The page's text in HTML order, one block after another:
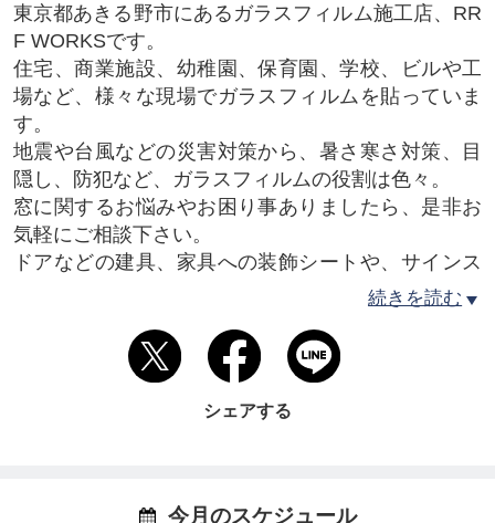
東京都あきる野市にあるガラスフィルム施工店、RR
F WORKSです。
住宅、商業施設、幼稚園、保育園、学校、ビルや工
場など、様々な現場でガラスフィルムを貼っていま
す。
地震や台風などの災害対策から、暑さ寒さ対策、目
隠し、防犯など、ガラスフィルムの役割は色々。
窓に関するお悩みやお困り事ありましたら、是非お
気軽にご相談下さい。
ドアなどの建具、家具への装飾シートや、サインス
窓ガラスフィルム
￣￣￣￣￣￣￣￣
建築用窓ガラスフィルム全メーカー取り扱い可能で
現調費用無料(100km圏内)。
続きを読む
シェアする
今月のスケジュール